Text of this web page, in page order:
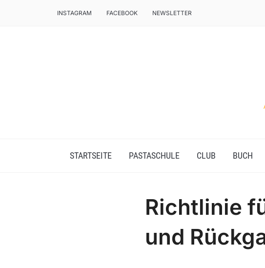
INSTAGRAM FACEBOOK NEWSLETTER
STARTSEITE PASTASCHULE CLUB BUCH
Richtlinie
und